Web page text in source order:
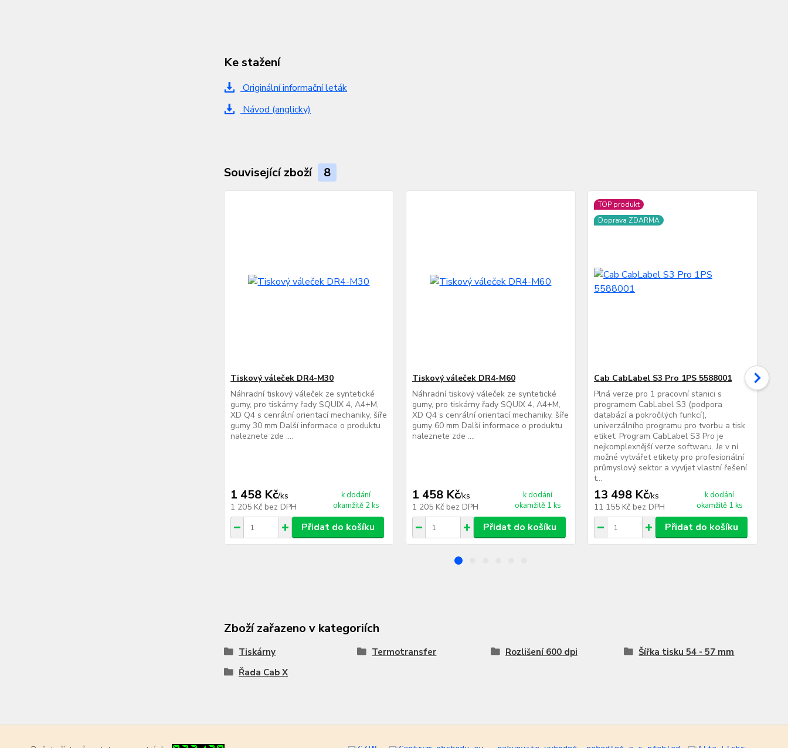
Ke stažení
Originální informační leták
Návod (anglicky)
Související zboží 8
Tiskový váleček DR4-M30
Náhradní tiskový váleček ze syntetické
gumy, pro tiskárny řady SQUIX 4, A4+M,
XD Q4 s cenrální orientací mechaniky, šíře
gumy 30 mm Další informace o produktu
naleznete zde ....
1 458 Kč/ks
1 205 Kč bez DPH
k dodání
okamžitě 2 ks
Přidat do košíku
Tiskový váleček DR4-M60
Náhradní tiskový váleček ze syntetické
gumy, pro tiskárny řady SQUIX 4, A4+M,
XD Q4 s cenrální orientací mechaniky, šíře
gumy 60 mm Další informace o produktu
naleznete zde ....
1 458 Kč/ks
1 205 Kč bez DPH
k dodání
okamžitě 1 ks
Přidat do košíku
TOP produkt
Doprava ZDARMA
Cab CabLabel S3 Pro 1PS 5588001
Plná verze pro 1 pracovní stanici s
programem CabLabel S3 (podpora
databází a pokročilých funkcí),
univerzálního programu pro tvorbu a tisk
etiket. Program CabLabel S3 Pro je
nejkomplexnější verze softwaru. Je v ní
možné vytvářet etikety pro profesionální
průmyslový sektor a vyvíjet vlastní řešení
t...
13 498 Kč/ks
11 155 Kč bez DPH
k dodání
okamžitě 1 ks
Přidat do košíku
Zboží zařazeno v kategoriích
Tiskárny Termotransfer Rozlišení 600 dpi
Šířka tisku 54 - 57 mm
Řada Cab X